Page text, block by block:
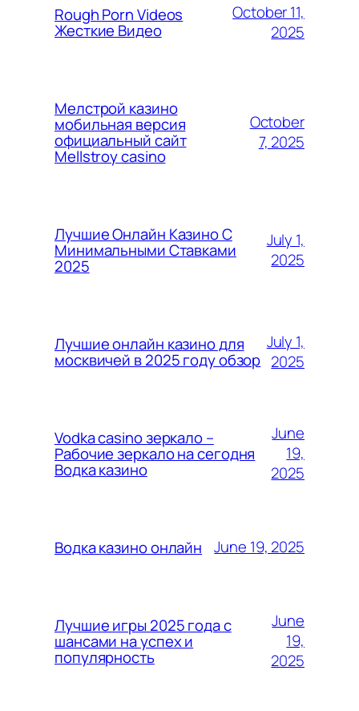
Rough Porn Videos
Жесткие Видео
October 11,
2025
Мелстрой казино
мобильная версия
официальный сайт
Mellstroy casino
October
7, 2025
Лучшие Онлайн Казино С
Минимальными Ставками
2025
July 1,
2025
Лучшие онлайн казино для
москвичей в 2025 году обзор
July 1,
2025
Vodka casino зеркало –
Рабочие зеркало на сегодня
Водка казино
June
19,
2025
Водка казино онлайн June 19, 2025
Лучшие игры 2025 года с
шансами на успех и
популярность
June
19,
2025